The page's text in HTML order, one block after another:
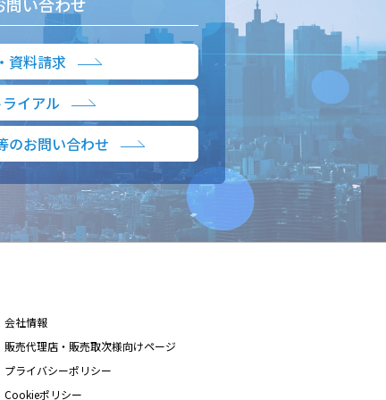
資料請求
イアル
のお問い合わせ
会社情報
販売代理店・販売取次様向けページ
プライバシーポリシー
Cookieポリシー